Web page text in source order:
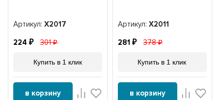
Артикул:X2017
224 301
Купить в 1 клик
в корзину
Артикул: Х2011
281 378
Купить в 1 клик
в корзину